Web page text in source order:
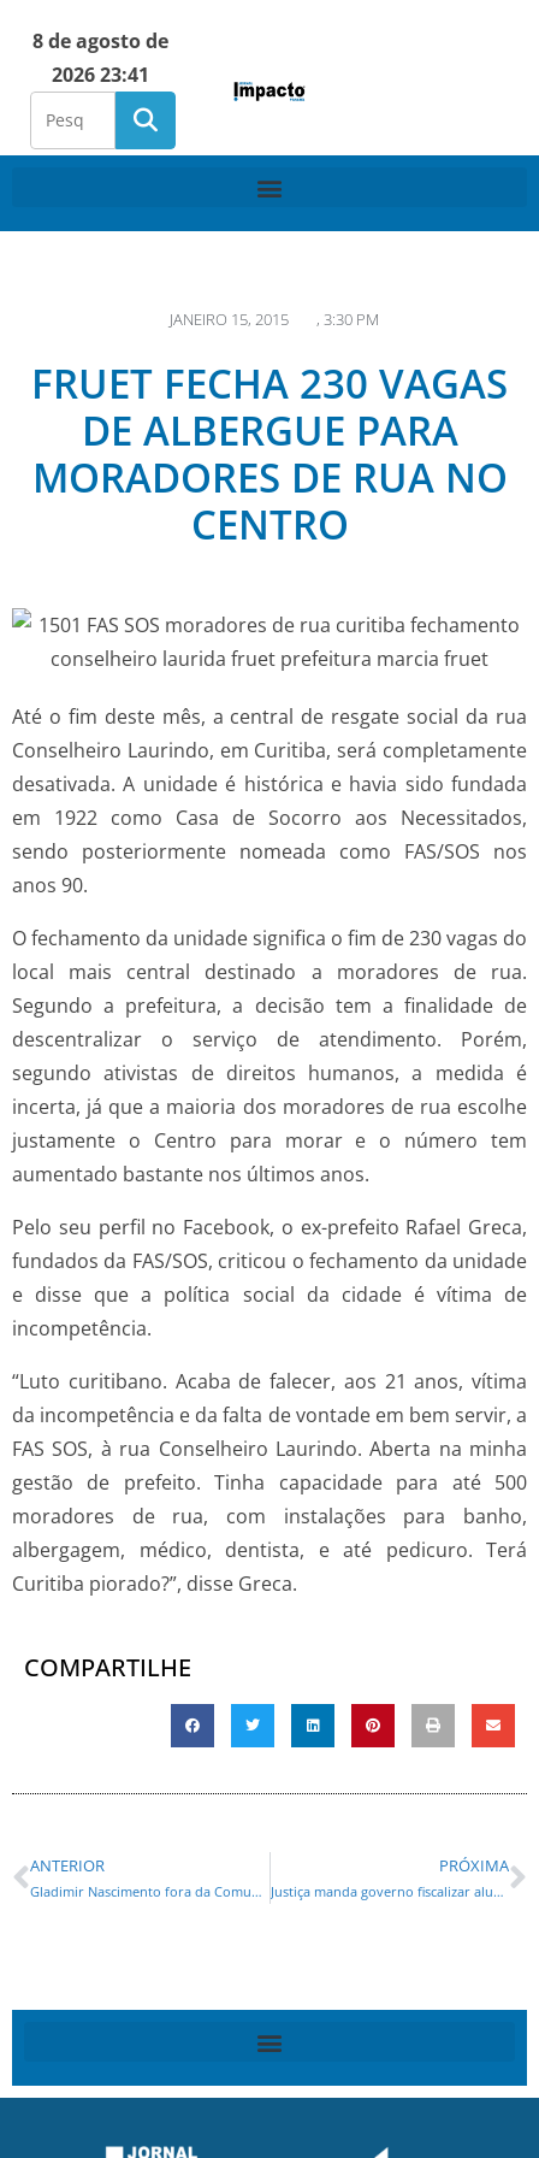
8 de agosto de
2026 23:41
JANEIRO 15, 2015 , 3:30 PM
FRUET FECHA 230 VAGAS
DE ALBERGUE PARA
MORADORES DE RUA NO
CENTRO
Até o fim deste mês, a central de resgate social da rua
Conselheiro Laurindo, em Curitiba, será completamente
desativada. A unidade é histórica e havia sido fundada
em 1922 como Casa de Socorro aos Necessitados,
sendo posteriormente nomeada como FAS/SOS nos
anos 90.
O fechamento da unidade significa o fim de 230 vagas do
local mais central destinado a moradores de rua.
Segundo a prefeitura, a decisão tem a finalidade de
descentralizar o serviço de atendimento. Porém,
segundo ativistas de direitos humanos, a medida é
incerta, já que a maioria dos moradores de rua escolhe
justamente o Centro para morar e o número tem
aumentado bastante nos últimos anos.
Pelo seu perfil no Facebook, o ex-prefeito Rafael Greca,
fundados da FAS/SOS, criticou o fechamento da unidade
e disse que a política social da cidade é vítima de
incompetência.
“Luto curitibano. Acaba de falecer, aos 21 anos, vítima
da incompetência e da falta de vontade em bem servir, a
FAS SOS, à rua Conselheiro Laurindo. Aberta na minha
gestão de prefeito. Tinha capacidade para até 500
moradores de rua, com instalações para banho,
albergagem, médico, dentista, e até pedicuro. Terá
Curitiba piorado?”, disse Greca.
COMPARTILHE
ANTERIOR
Gladimir Nascimento fora da Comunicação da Prefeitura de Curitiba
PRÓXIMA
Justiça manda governo fiscalizar aluguel da CNT para a Universal